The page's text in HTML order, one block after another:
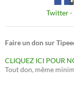
Twitter-
Faire un don sur
CLIQUEZ ICI POUR
Tout don, même